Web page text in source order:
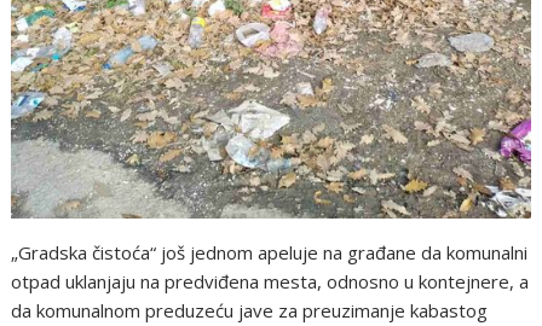
„Gradska čistoća“ još jednom apeluje na građane da komunalni
otpad uklanjaju na predviđena mesta, odnosno u kontejnere, a
da komunalnom preduzeću jave za preuzimanje kabastog